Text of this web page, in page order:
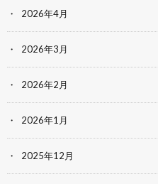
2026年4月
2026年3月
2026年2月
2026年1月
2025年12月